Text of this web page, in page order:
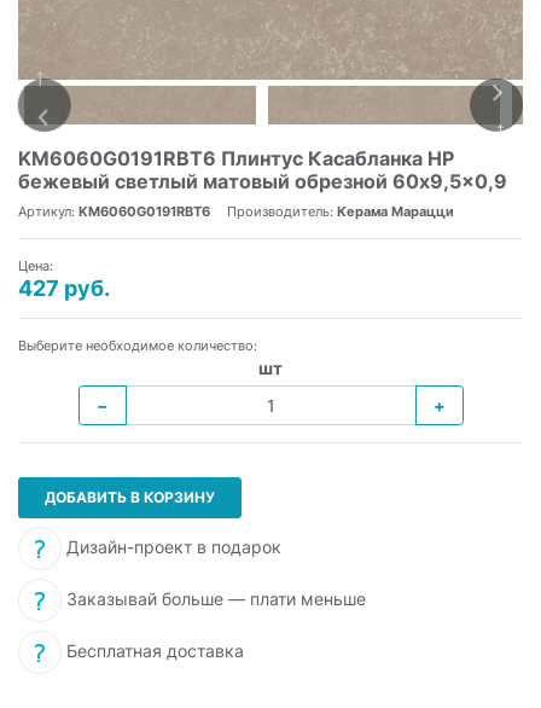
KM6060G0191RBT6 Плинтус Касабланка HP
бежевый светлый матовый обрезной 60x9,5x0,9
Артикул: KM6060G0191RBT6 Производитель: Керама Марацци
Цена:
427 руб.
Выберите необходимое количество:
шт
−
+
ДОБАВИТЬ В КОРЗИНУ
Дизайн-проект в подарок
Заказывай больше — плати меньше
Бесплатная доставка